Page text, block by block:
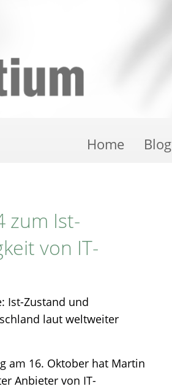
Home Blog
zum Ist-
von IT-
Ist-Zustand und
laut weltweiter
am 16. Oktober hat Martin
Anbieter von IT-